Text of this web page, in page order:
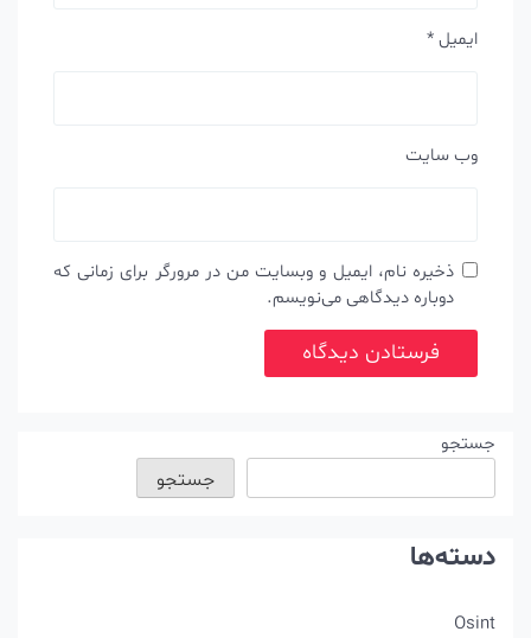
*
وب‌ سایت
ذخیره نام، ایمیل و وبسایت من در مرورگر برای زمانی که
دوباره دیدگاهی می‌نویسم.
جستجو